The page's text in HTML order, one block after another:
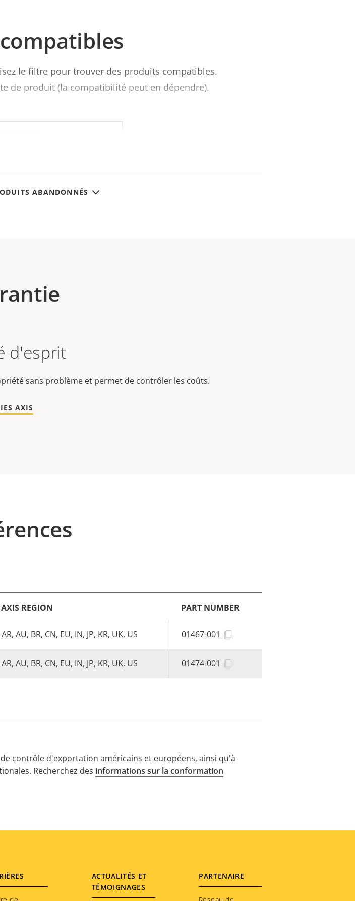
le filtre pour trouver des produits compatibles.
de produit (la compatibilité peut en dépendre).
ABANDONNÉS
d'esprit
sans problème et permet de contrôler les coûts.
AXIS
AXIS REGION PART NUMBER
AR, AU, BR, CN, EU, IN, JP, KR, UK, US 01467-001
AR, AU, BR, CN, EU, IN, JP, KR, UK, US 01474-001
contrôle d'exportation américains et européens, ainsi qu'à
Recherchez des informations sur la conformation
ACTUALITÉS ET
TÉMOIGNAGES
PARTENAIRE